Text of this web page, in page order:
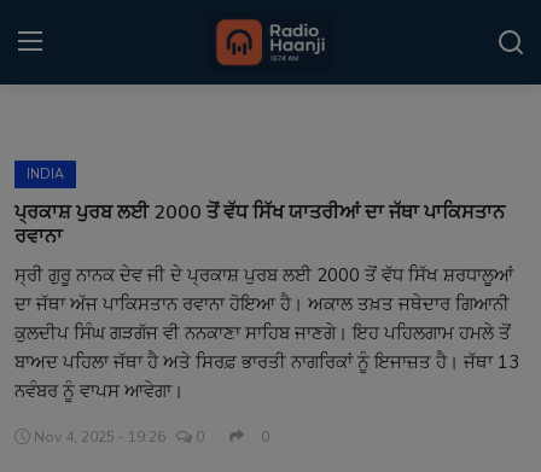
Home
Kitaab Kahani
Gallery
INDIA
ਪ੍ਰਕਾਸ਼ ਪੁਰਬ ਲਈ 2000 ਤੋਂ ਵੱਧ ਸਿੱਖ ਯਾਤਰੀਆਂ ਦਾ ਜੱਥਾ ਪਾਕਿਸਤਾਨ
ਰਵਾਨਾ
ਸ੍ਰੀ ਗੁਰੂ ਨਾਨਕ ਦੇਵ ਜੀ ਦੇ ਪ੍ਰਕਾਸ਼ ਪੁਰਬ ਲਈ 2000 ਤੋਂ ਵੱਧ ਸਿੱਖ ਸ਼ਰਧਾਲੂਆਂ
ਦਾ ਜੱਥਾ ਅੱਜ ਪਾਕਿਸਤਾਨ ਰਵਾਨਾ ਹੋਇਆ ਹੈ। ਅਕਾਲ ਤਖ਼ਤ ਜਥੇਦਾਰ ਗਿਆਨੀ
ਕੁਲਦੀਪ ਸਿੰਘ ਗੜਗੱਜ ਵੀ ਨਨਕਾਣਾ ਸਾਹਿਬ ਜਾਣਗੇ। ਇਹ ਪਹਿਲਗਾਮ ਹਮਲੇ ਤੋਂ
ਬਾਅਦ ਪਹਿਲਾ ਜੱਥਾ ਹੈ ਅਤੇ ਸਿਰਫ਼ ਭਾਰਤੀ ਨਾਗਰਿਕਾਂ ਨੂੰ ਇਜਾਜ਼ਤ ਹੈ। ਜੱਥਾ 13
ਨਵੰਬਰ ਨੂੰ ਵਾਪਸ ਆਵੇਗਾ।
Nov 4, 2025 - 19:26 0 0